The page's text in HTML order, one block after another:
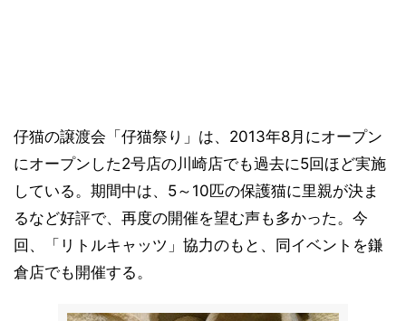
仔猫の譲渡会「仔猫祭り」は、2013年8月にオープン
にオープンした2号店の川崎店でも過去に5回ほど実施
している。期間中は、5～10匹の保護猫に里親が決ま
るなど好評で、再度の開催を望む声も多かった。今
回、「リトルキャッツ」協力のもと、同イベントを鎌
倉店でも開催する。